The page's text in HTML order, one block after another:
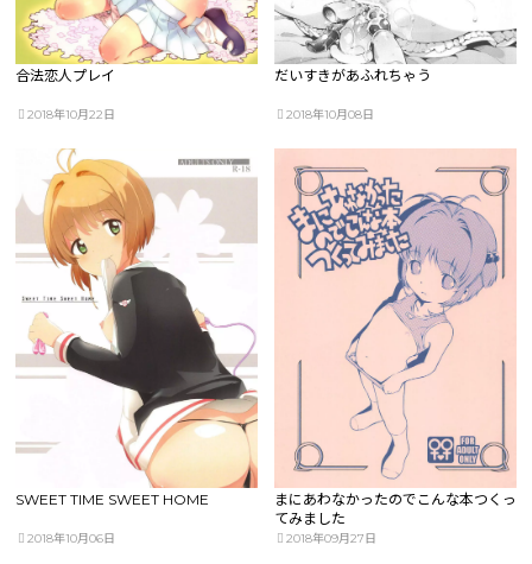
合法恋人プレイ
2018年10月22日
だいすきがあふれちゃう
2018年10月08日
SWEET TIME SWEET HOME
2018年10月06日
まにあわなかったのでこんな本つくっ
てみました
2018年09月27日